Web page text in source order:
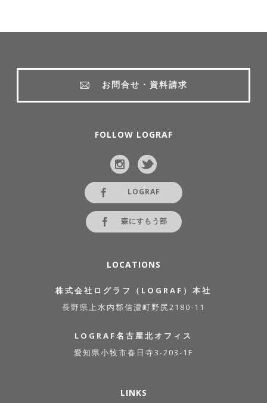
お問合せ・資料請求
FOLLOW LOGRAF
LOGRAF
森にすもう部
LOCATIONS
株式会社ログラフ（LOGRAF）本社
長野県上水内郡信濃町野尻2180-11
LOGRAF名古屋北オフィス
愛知県小牧市春日寺3-203-1F
LINKS